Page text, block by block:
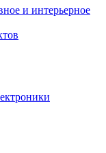
и интерьерное